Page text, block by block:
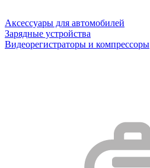
Аксессуары для автомобилей
Зарядные устройства
Видеорегистраторы и компрессоры